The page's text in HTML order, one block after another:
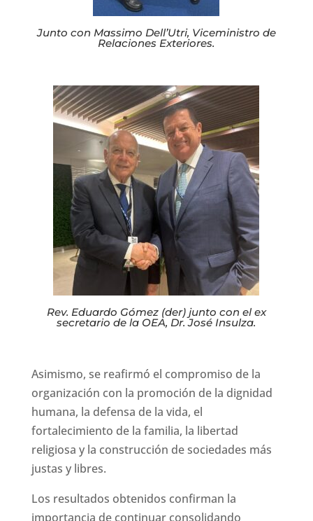
Junto con Massimo Dell’Utri, Viceministro de
Relaciones Exteriores.
Rev. Eduardo Gómez (der) junto con el ex
secretario de la OEA, Dr. José Insulza.
Asimismo, se reafirmó el compromiso de la
organización con la promoción de la dignidad
humana, la defensa de la vida, el
fortalecimiento de la familia, la libertad
religiosa y la construcción de sociedades más
justas y libres.
Los resultados obtenidos confirman la
importancia de continuar consolidando